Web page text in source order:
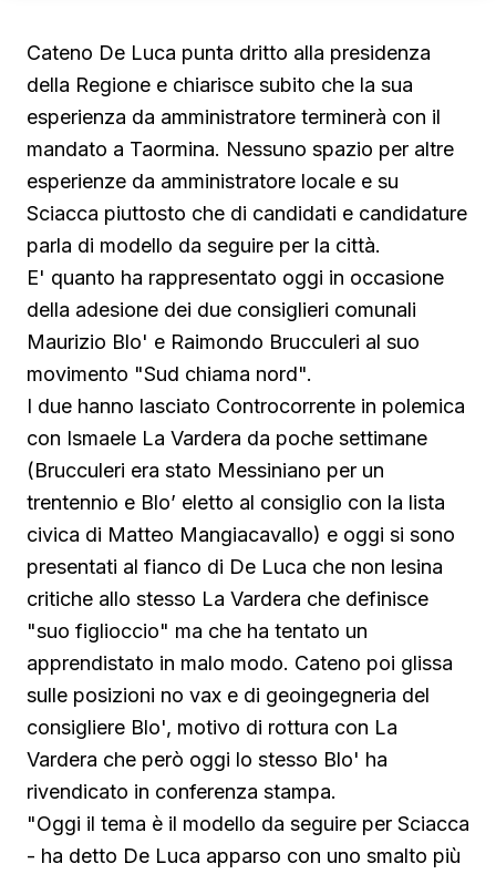
Cateno De Luca punta dritto alla presidenza
della Regione e chiarisce subito che la sua
esperienza da amministratore terminerà con il
mandato a Taormina. Nessuno spazio per altre
esperienze da amministratore locale e su
Sciacca piuttosto che di candidati e candidature
parla di modello da seguire per la città.
E' quanto ha rappresentato oggi in occasione
della adesione dei due consiglieri comunali
Maurizio Blo' e Raimondo Brucculeri al suo
movimento "Sud chiama nord".
I due hanno lasciato Controcorrente in polemica
con Ismaele La Vardera da poche settimane
(Brucculeri era stato Messiniano per un
trentennio e Blo’ eletto al consiglio con la lista
civica di Matteo Mangiacavallo) e oggi si sono
presentati al fianco di De Luca che non lesina
critiche allo stesso La Vardera che definisce
"suo figlioccio" ma che ha tentato un
apprendistato in malo modo. Cateno poi glissa
sulle posizioni no vax e di geoingegneria del
consigliere Blo', motivo di rottura con La
Vardera che però oggi lo stesso Blo' ha
rivendicato in conferenza stampa.
"Oggi il tema è il modello da seguire per Sciacca
- ha detto De Luca apparso con uno smalto più